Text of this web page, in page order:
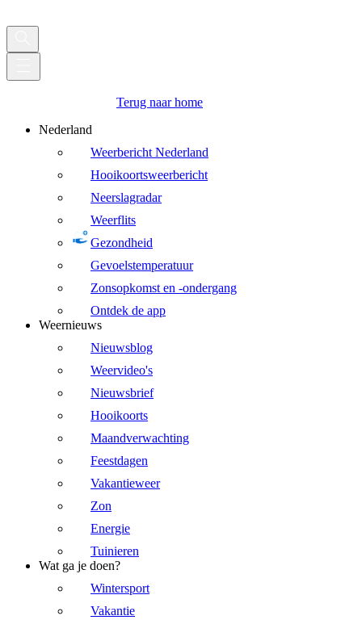
Terug naar home
Nederland
Weerbericht Nederland
Hooikoortsweerbericht
Neerslagradar
Weerflits
Gezondheid
Gevoelstemperatuur
Zonsopkomst en -ondergang
Ontdek de app
Weernieuws
Nieuwsblog
Weervideo's
Nieuwsbrief
Hooikoorts
Maandverwachting
Feestdagen
Vakantieweer
Zon
Energie
Tuinieren
Wat ga je doen?
Wintersport
Vakantie